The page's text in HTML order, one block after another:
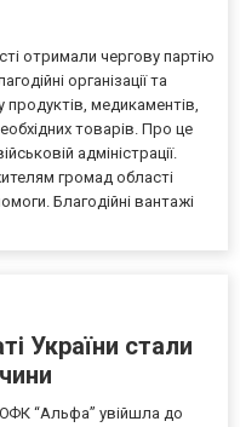
отримали чергову партію
організації та
медикаментів,
товарів. Про це
адміністрації.
громад області
Благодійні вантажі
України стали
“Альфа” увійшла до